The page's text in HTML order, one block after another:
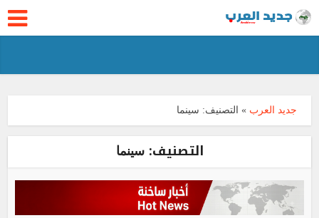
جديد العرب » التصنيف: سينما
التصنيف:سينما